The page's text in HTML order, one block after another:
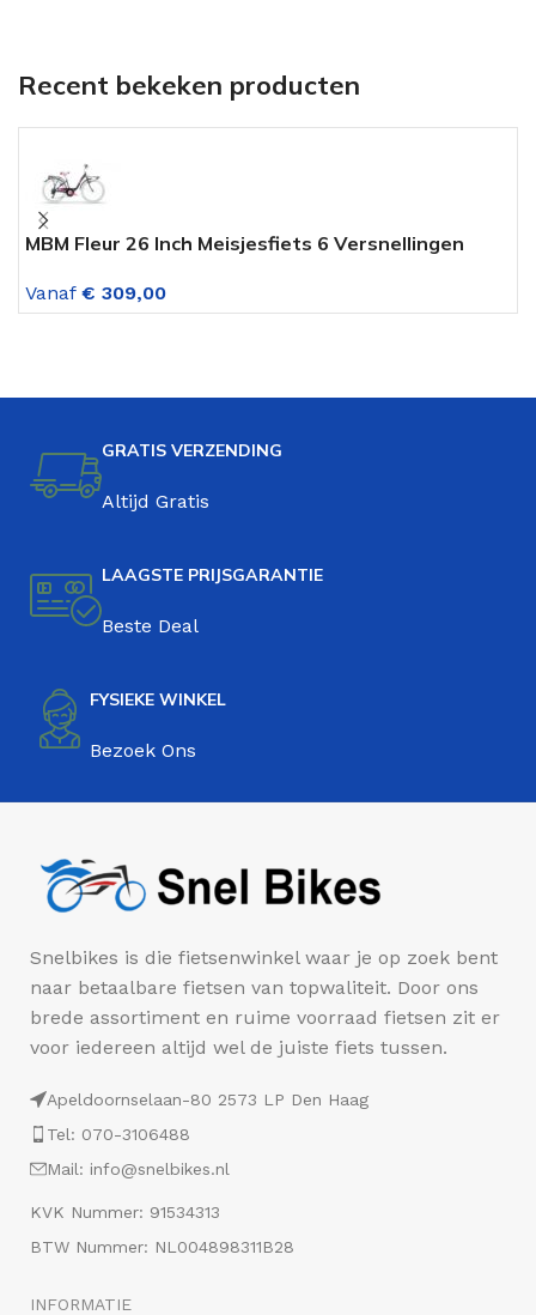
Recent bekeken producten
MBM Fleur 26 Inch Meisjesfiets 6 Versnellingen
Vanaf € 309,00
GRATIS VERZENDING
Altijd Gratis
LAAGSTE PRIJSGARANTIE
Beste Deal
FYSIEKE WINKEL
Bezoek Ons
Snelbikes is die fietsenwinkel waar je op zoek bent
naar betaalbare fietsen van topwaliteit. Door ons
brede assortiment en ruime voorraad fietsen zit er
voor iedereen altijd wel de juiste fiets tussen.
Apeldoornselaan-80 2573 LP Den Haag
Tel: 070-3106488
Mail: info@snelbikes.nl
KVK Nummer: 91534313
BTW Nummer: NL004898311B28
INFORMATIE